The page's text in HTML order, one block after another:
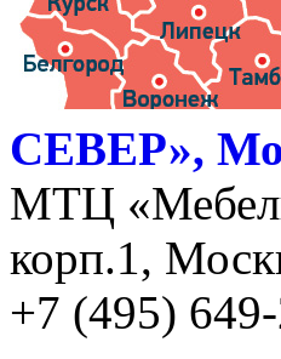
СЕВЕР»,
МТЦ
корп.1,
+7 (495)